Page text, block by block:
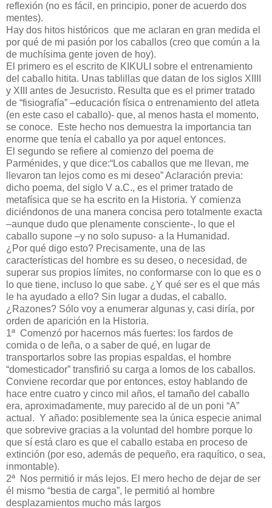
reflexión (no es fácil, en principio, poner de acuerdo dos
mentes).
Hay dos hitos históricos que me aclaran en gran medida el
por qué de mi pasión por los caballos (creo que común a la
de muchísima gente joven de hoy).
El primero es el escrito de KIKULI sobre el entrenamiento
del caballo hitita. Unas tablillas que datan de los siglos XIIII
y XIII antes de Jesucristo. Resulta que es el primer tratado
de “fisiografía” –educación física o entrenamiento del atleta
(en este caso el caballo)- que, al menos hasta el momento,
se conoce. Este hecho nos demuestra la importancia tan
enorme que tenía el caballo ya por aquel entonces.
El segundo se refiere al comienzo del poema de
Parménides, y que dice:“Los caballos que me llevan, me
llevaron tan lejos como es mi deseo” Aclaración previa:
dicho poema, del siglo V a.C., es el primer tratado de
metafísica que se ha escrito en la Historia. Y comienza
diciéndonos de una manera concisa pero totalmente exacta
–aunque dudo que plenamente consciente-, lo que el
caballo supone –y no solo supuso- a la Humanidad.
¿Por qué digo esto? Precisamente, una de las
características del hombre es su deseo, o necesidad, de
superar sus propios límites, no conformarse con lo que es o
lo que tiene, incluso lo que sabe. ¿Y qué ser es el que más
le ha ayudado a ello? Sin lugar a dudas, el caballo.
¿Razones? Sólo voy a enumerar algunas y, casi diría, por
orden de aparición en la Historia.
1ª Comenzó por hacernos más fuertes: los fardos de
comida o de leña, o a saber de qué, en lugar de
transportarlos sobre las propias espaldas, el hombre
“domesticador” transfirió su carga a lomos de los caballos.
Conviene recordar que por entonces, estoy hablando de
hace entre cuatro y cinco mil años, el tamaño del caballo
era, aproximadamente, muy parecido al de un poni “A”
actual. Y añado: posiblemente sea la única especie animal
que sobrevive gracias a la voluntad del hombre porque lo
que sí está claro es que el caballo estaba en proceso de
extinción (por eso, además de pequeño, era raquítico, o sea,
inmontable).
2ª Nos permitió ir más lejos. El mero hecho de dejar de ser
él mismo “bestia de carga”, le permitió al hombre
desplazamientos mucho más largos